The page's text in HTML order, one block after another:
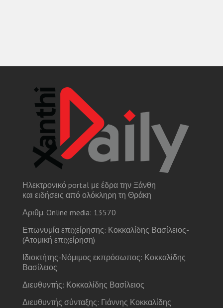
Ηλεκτρονικό portal με έδρα την Ξάνθη
και ειδήσεις από ολόκληρη τη Θράκη
Αριθμ. Online media: 13570
Επωνυμία επιχείρησης: Κοκκαλίδης Βασίλειος-
(Ατομική επιχείρηση)
Ιδιοκτήτης-Νόμιμος εκπρόσωπος: Κοκκαλίδης
Βασίλειος
Διευθυντής: Κοκκαλίδης Βασίλειος
Διευθυντής σύνταξης: Γιάννης Κοκκαλίδης